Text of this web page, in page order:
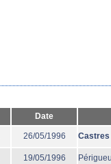
Date
26/05/1996 Castres
19/05/1996